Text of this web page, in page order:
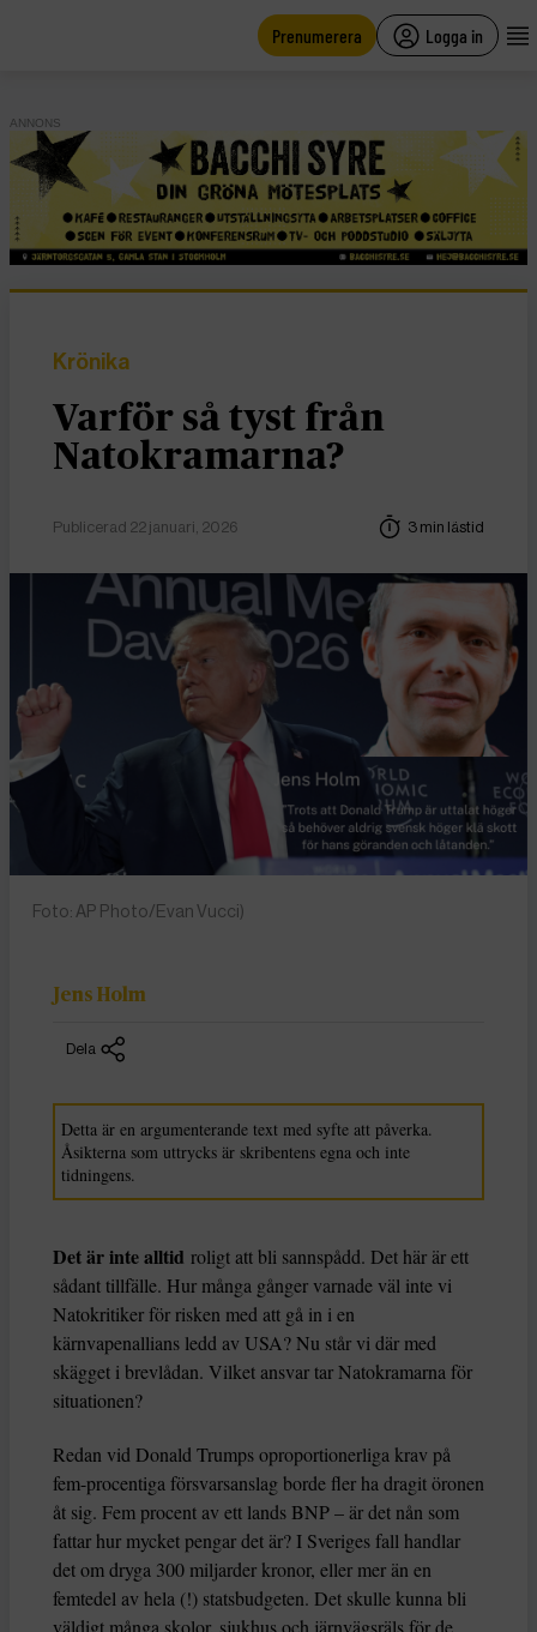
Prenumerera Logga in
ANNONS
Krönika
Varför så tyst från
Natokramarna?
Publicerad 22 januari, 2026 3 min lästid
Foto: AP Photo/Evan Vucci)
Jens Holm
Dela
Detta är en argumenterande text med syfte att påverka.
Åsikterna som uttrycks är skribentens egna och inte
tidningens.
Det är inte alltid roligt att bli sannspådd. Det här är ett
sådant tillfälle. Hur många gånger varnade väl inte vi
Natokritiker för risken med att gå in i en
kärnvapenallians ledd av USA? Nu står vi där med
skägget i brevlådan. Vilket ansvar tar Natokramarna för
situationen?
Redan vid Donald Trumps oproportionerliga krav på
fem-procentiga försvarsanslag borde fler ha dragit öronen
åt sig. Fem procent av ett lands BNP – är det nån som
fattar hur mycket pengar det är? I Sveriges fall handlar
det om dryga 300 miljarder kronor, eller mer än en
femtedel av hela (!) statsbudgeten. Det skulle kunna bli
väldigt många skolor, sjukhus och järnvägsräls för de